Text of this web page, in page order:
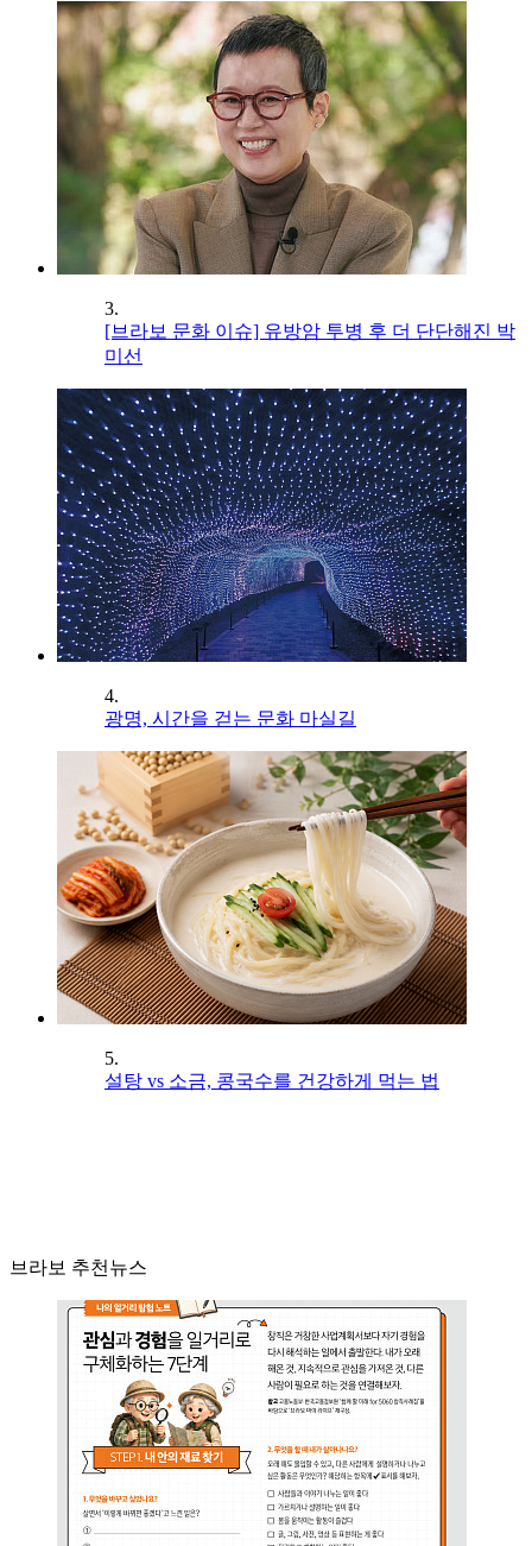
3.
[브라보 문화 이슈] 유방암 투병 후 더 단단해진 박
미선
4.
광명, 시간을 걷는 문화 마실길
5.
설탕 vs 소금, 콩국수를 건강하게 먹는 법
브라보 추천뉴스